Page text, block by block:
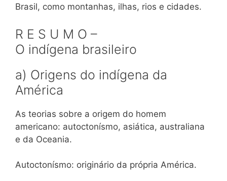
Brasil, como montanhas, ilhas, rios e cidades.
R E S U M O –
O indígena brasileiro
a) Origens do indígena da
América
As teorias sobre a origem do homem
americano: autoctonísmo, asiática, australiana
e da Oceania.
Autoctonísmo: originário da própria América.